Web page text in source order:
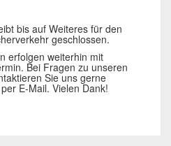
bis auf Weiteres für den
geschlossen.
erfolgen weiterhin mit
Bei Fragen zu unseren
Sie uns gerne
E-Mail. Vielen Dank!